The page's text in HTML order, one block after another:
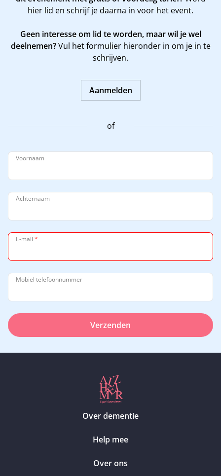
hier lid en schrijf je daarna in voor het event.
Geen interesse om lid te worden, maar wil je wel
deelnemen?Vul het formulier hieronder in om je in te
schrijven.
Aanmelden
of
Voornaam
Achternaam
E-mail *
Mobiel telefoonnummer
Verzenden
Over dementie
Help mee
Over ons